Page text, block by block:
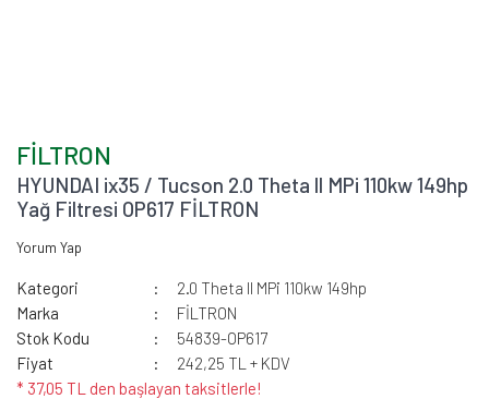
FİLTRON
HYUNDAI ix35 / Tucson 2.0 Theta ll MPi 110kw 149hp
Yağ Filtresi OP617 FİLTRON
Yorum Yap
Kategori
2.0 Theta ll MPi 110kw 149hp
Marka
FİLTRON
Stok Kodu
54839-OP617
Fiyat
242,25 TL + KDV
* 37,05 TL den başlayan taksitlerle!